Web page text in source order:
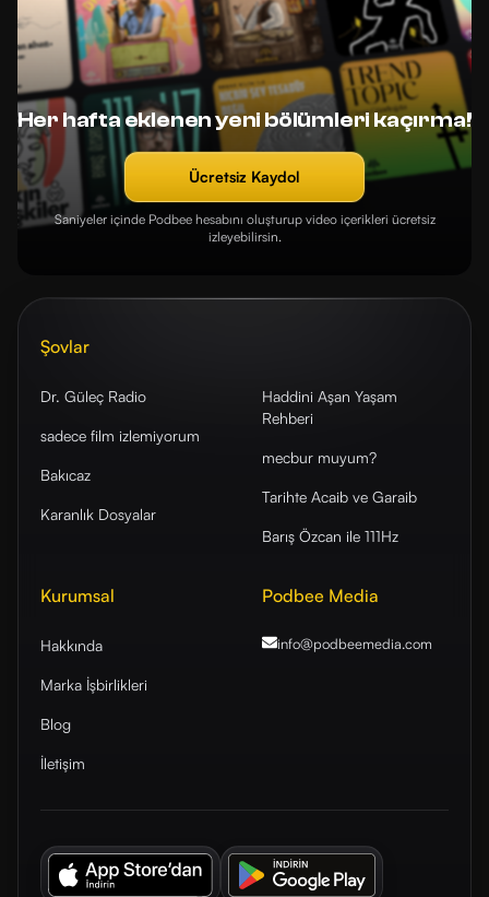
Her hafta eklenen yeni bölümleri kaçırma!
Ücretsiz Kaydol
Saniyeler içinde Podbee hesabını oluşturup video içerikleri ücretsiz
izleyebilirsin.
Şovlar
Dr. Güleç Radio
sadece film izlemiyorum
Bakıcaz
Karanlık Dosyalar
Haddini Aşan Yaşam
Rehberi
mecbur muyum?
Tarihte Acaib ve Garaib
Barış Özcan ile 111Hz
Kurumsal
Hakkında
Marka İşbirlikleri
Blog
İletişim
Podbee Media
info@podbeemedia.com